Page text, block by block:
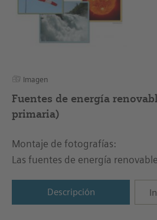
Imagen
Fuentes de energía
primaria)
Montaje de fotografías:
Las fuentes de energía
Descripción